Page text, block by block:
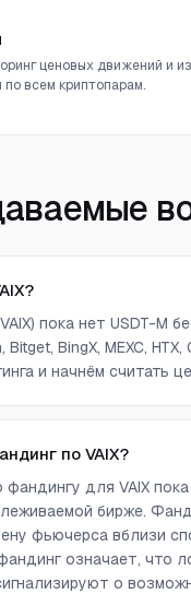
ценовых движений и
по всем криптопарам.
пока нет USDT-M
Bitget, BingX, MEXC,
и начнём считать
по VAIX?
для VAIX
бирже.
фьючерса вблизи
означает, что
о